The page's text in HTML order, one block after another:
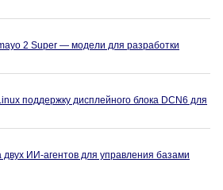
2 Super — модели для разработки
поддержку дисплейного блока DCN6 для
ИИ-агентов для управления базами